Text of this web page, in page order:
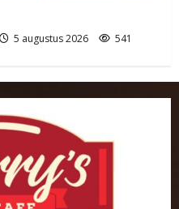
5 augustus 2026 541